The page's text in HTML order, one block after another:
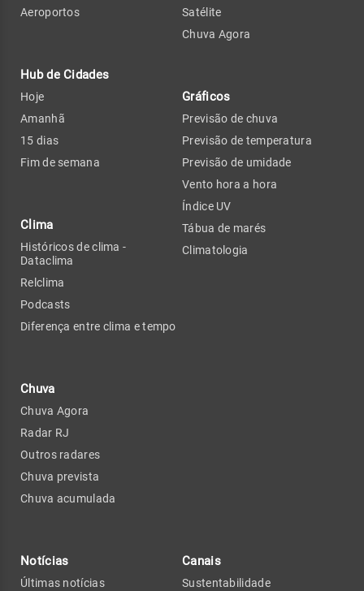
Aeroportos
Hub de Cidades
Hoje
Amanhã
15 dias
Fim de semana
Clima
Históricos de clima -
Dataclima
Relclima
Podcasts
Diferença entre clima e tempo
Chuva
Chuva Agora
Radar RJ
Outros radares
Chuva prevista
Chuva acumulada
Satélite
Chuva Agora
Gráficos
Previsão de chuva
Previsão de temperatura
Previsão de umidade
Vento hora a hora
Índice UV
Tábua de marés
Climatologia
Notícias
Últimas notícias
Canais
Sustentabilidade